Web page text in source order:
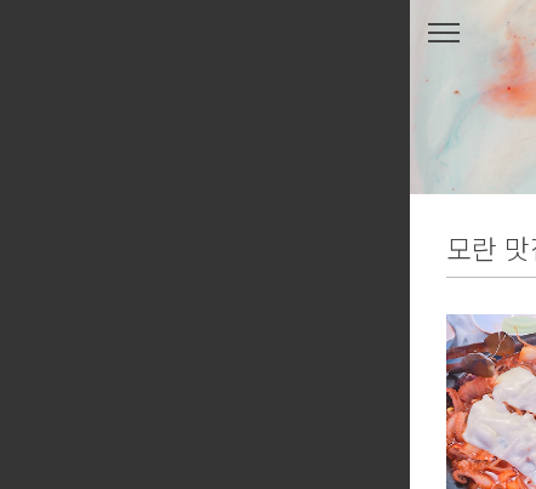
모란